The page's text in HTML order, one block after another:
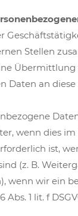
Stellen
Übermittlung
Daten an
wenn dies
ist,
(z. B.
wenn wir ein
Abs. 1 lit. f